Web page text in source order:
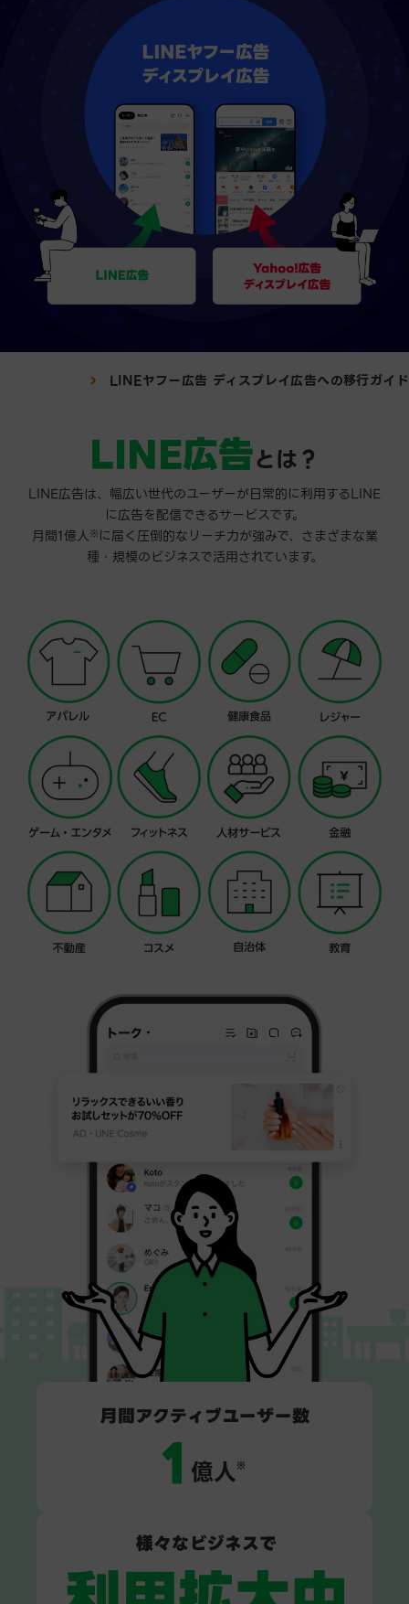
LINEヤフー広告 ディスプレイ広告への移行ガイド
LINE広告とは？
LINE広告は、幅広い世代のユーザーが日常的に利用するLINE
に広告を配信できるサービスです。
月間1億人※に届く圧倒的なリーチ力が強みで、さまざまな業
種・規模のビジネスで活用されています。
1 億人※